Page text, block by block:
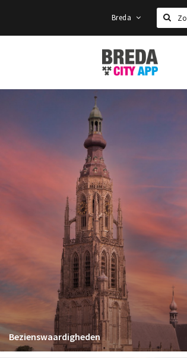
Breda
Zoeken
Stappen
&
Shoppen
Breda
Bezienswaardigheden